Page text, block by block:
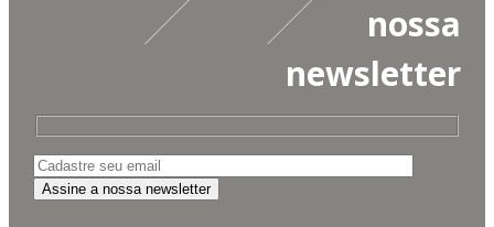
nossa
newsletter